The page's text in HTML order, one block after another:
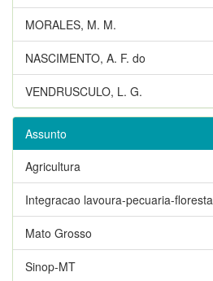
MORALES, M. M.
NASCIMENTO, A. F. do
VENDRUSCULO, L. G.
Assunto
Agricultura
Integracao lavoura-pecuaria-floresta
Mato Grosso
Sinop-MT